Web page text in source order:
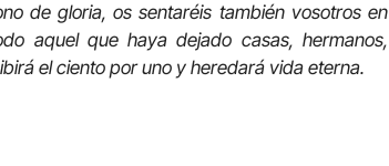
de gloria, os sentaréis también vosotros en
aquel que haya dejado casas, hermanos,
el ciento por uno y heredará vida eterna.